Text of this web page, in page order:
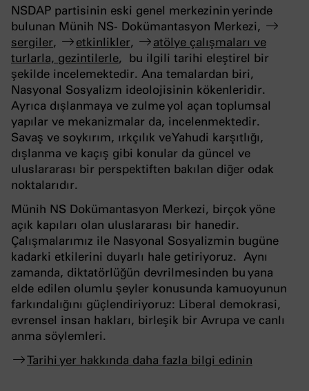
NSDAP partisinin eski genel merkezinin yerinde
bulunan Münih NS- Dokümantasyon Merkezi,
sergiler, etkinlikler,
atölye çalışmaları ve
turlarla, gezintilerle, bu ilgili tarihi eleştirel bir
şekilde incelemektedir. Ana temalardan biri,
Nasyonal Sosyalizm ideolojisinin kökenleridir.
Ayrıca dışlanmaya ve zulme yol açan toplumsal
yapılar ve mekanizmalar da, incelenmektedir.
Savaş ve soykırım, ırkçılık ve Yahudi karşıtlığı,
dışlanma ve kaçış gibi konular da güncel ve
uluslararası bir perspektiften bakılan diğer odak
noktalarıdır.
Münih NS Dokümantasyon Merkezi, birçok yöne
açık kapıları olan uluslararası bir hanedir.
Çalışmalarımız ile Nasyonal Sosyalizmin bugüne
kadarki etkilerini duyarlı hale getiriyoruz. Aynı
zamanda, diktatörlüğün devrilmesinden bu yana
elde edilen olumlu şeyler konusunda kamuoyunun
farkındalığını güçlendiriyoruz: Liberal demokrasi,
evrensel insan hakları, birleşik bir Avrupa ve canlı
anma söylemleri.
Tarihi yer hakkında daha fazla bilgi edinin